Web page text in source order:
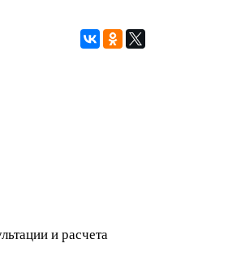
и расчета